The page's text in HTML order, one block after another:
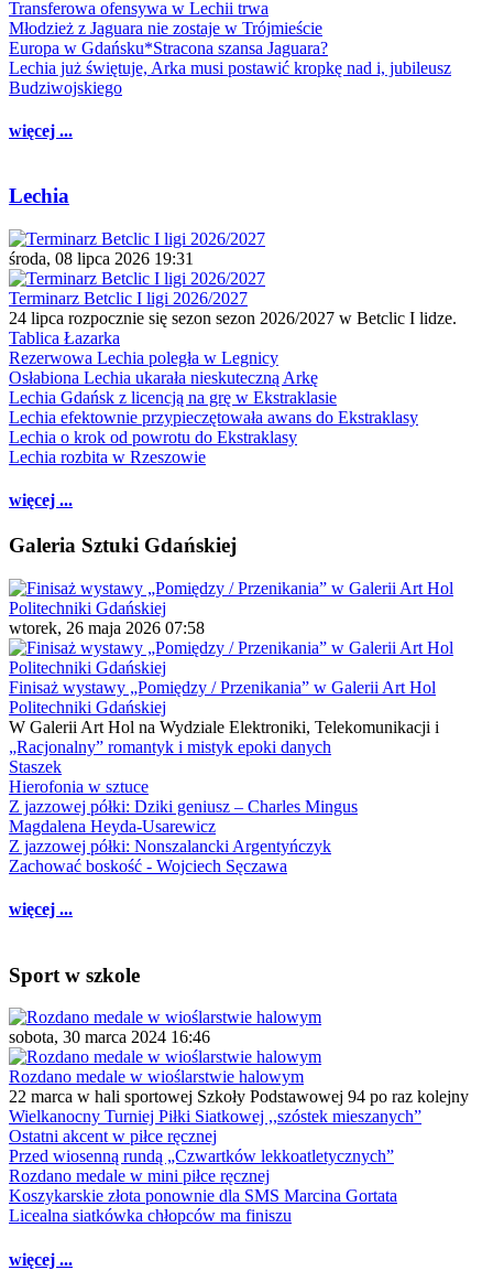
Transferowa ofensywa w Lechii trwa
Młodzież z Jaguara nie zostaje w Trójmieście
Europa w Gdańsku*Stracona szansa Jaguara?
Lechia już świętuje, Arka musi postawić kropkę nad i, jubileusz
Budziwojskiego
więcej ...
Lechia
środa, 08 lipca 2026 19:31
Terminarz Betclic I ligi 2026/2027
24 lipca rozpocznie się sezon sezon 2026/2027 w Betclic I lidze.
Tablica Łazarka
Rezerwowa Lechia poległa w Legnicy
Osłabiona Lechia ukarała nieskuteczną Arkę
Lechia Gdańsk z licencją na grę w Ekstraklasie
Lechia efektownie przypieczętowała awans do Ekstraklasy
Lechia o krok od powrotu do Ekstraklasy
Lechia rozbita w Rzeszowie
więcej ...
Galeria Sztuki Gdańskiej
wtorek, 26 maja 2026 07:58
Finisaż wystawy „Pomiędzy / Przenikania” w Galerii Art Hol
Politechniki Gdańskiej
W Galerii Art Hol na Wydziale Elektroniki, Telekomunikacji i
„Racjonalny” romantyk i mistyk epoki danych
Staszek
Hierofonia w sztuce
Z jazzowej półki: Dziki geniusz – Charles Mingus
Magdalena Heyda-Usarewicz
Z jazzowej półki: Nonszalancki Argentyńczyk
Zachować boskość - Wojciech Sęczawa
więcej ...
Sport w szkole
sobota, 30 marca 2024 16:46
Rozdano medale w wioślarstwie halowym
22 marca w hali sportowej Szkoły Podstawowej 94 po raz kolejny
Wielkanocny Turniej Piłki Siatkowej ,,szóstek mieszanych”
Ostatni akcent w piłce ręcznej
Przed wiosenną rundą „Czwartków lekkoatletycznych”
Rozdano medale w mini piłce ręcznej
Koszykarskie złota ponownie dla SMS Marcina Gortata
Licealna siatkówka chłopców ma finiszu
więcej ...